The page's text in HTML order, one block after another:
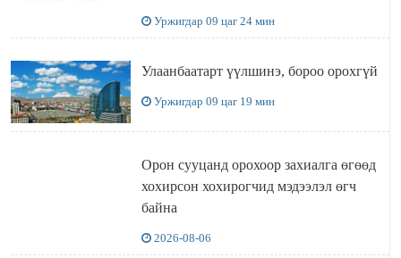
Уржигдар 09 цаг 24 мин
Улаанбаатарт үүлшинэ, бороо орохгүй
Уржигдар 09 цаг 19 мин
Орон сууцанд орохоор захиалга өгөөд
хохирсон хохирогчид мэдээлэл өгч
байна
2026-08-06